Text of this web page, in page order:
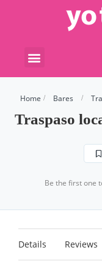
Home Bares
Traspaso
Be the first one
Details Reviews